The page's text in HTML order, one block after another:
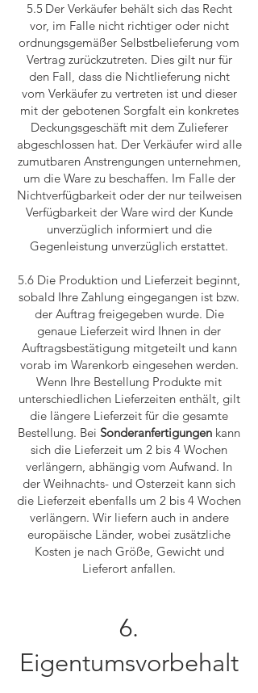
5.5 Der Verkäufer behält sich das Recht
vor, im Falle nicht richtiger oder nicht
ordnungsgemäßer Selbstbelieferung vom
Vertrag zurückzutreten. Dies gilt nur für
den Fall, dass die Nichtlieferung nicht
vom Verkäufer zu vertreten ist und dieser
mit der gebotenen Sorgfalt ein konkretes
Deckungsgeschäft mit dem Zulieferer
abgeschlossen hat. Der Verkäufer wird alle
zumutbaren Anstrengungen unternehmen,
um die Ware zu beschaffen. Im Falle der
Nichtverfügbarkeit oder der nur teilweisen
Verfügbarkeit der Ware wird der Kunde
unverzüglich informiert und die
Gegenleistung unverzüglich erstattet.
5.6 Die Produktion und Lieferzeit beginnt,
sobald Ihre Zahlung eingegangen ist bzw.
der Auftrag freigegeben wurde. Die
genaue Lieferzeit wird Ihnen in der
Auftragsbestätigung mitgeteilt und kann
vorab im Warenkorb eingesehen werden.
Wenn Ihre Bestellung Produkte mit
unterschiedlichen Lieferzeiten enthält, gilt
die längere Lieferzeit für die gesamte
Bestellung. Bei Sonderanfertigungen kann
sich die Lieferzeit um 2 bis 4 Wochen
verlängern, abhängig vom Aufwand. In
der Weihnachts- und Osterzeit kann sich
die Lieferzeit ebenfalls um 2 bis 4 Wochen
verlängern. Wir liefern auch in andere
europäische Länder, wobei zusätzliche
Kosten je nach Größe, Gewicht und
Lieferort anfallen.
6.
Eigentumsvorbehalt